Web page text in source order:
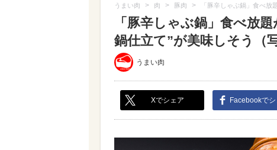
うまい肉 > 肉 > 豚肉 > 「豚辛しゃぶ鍋」食べ放
「豚辛しゃぶ鍋」食べ放
鍋仕立て”が美味しそう（
うまい肉
Xでシェア Facebookでシ